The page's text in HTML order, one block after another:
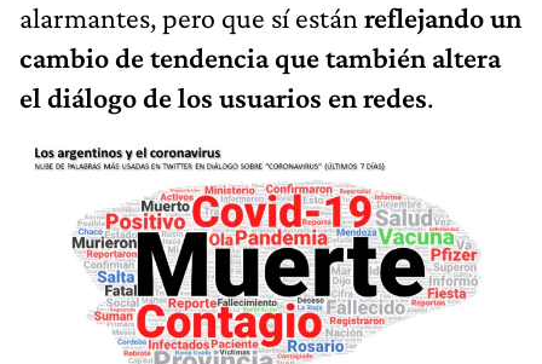
alarmantes, pero que sí están reflejando un
cambio de tendencia que también altera
el diálogo de los usuarios en redes.